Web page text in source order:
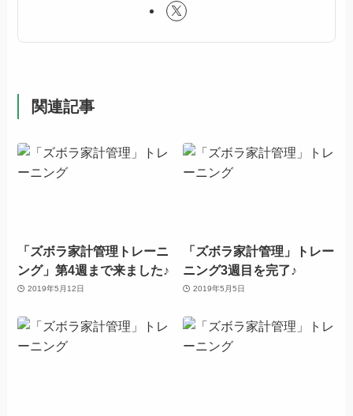
関連記事
「ズボラ家計管理トレーニ
ング」第4週まで来ました♪
2019年5月12日
「ズボラ家計管理」トレー
ニング3週目を完了♪
2019年5月5日